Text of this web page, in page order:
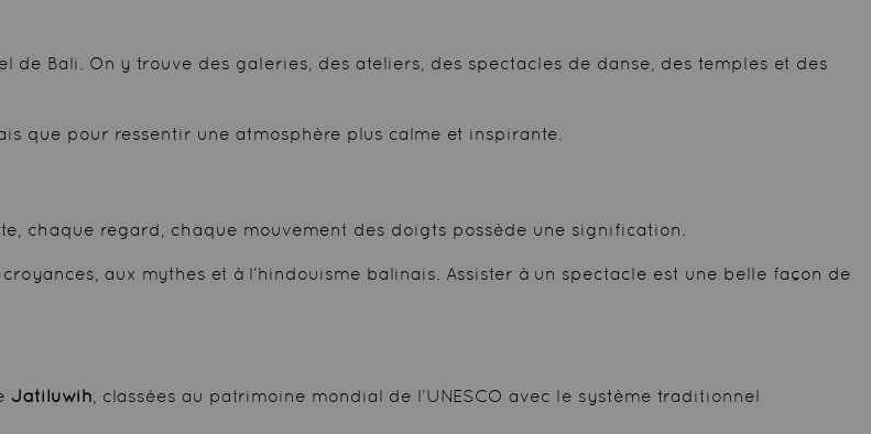
Bali. On y trouve des galeries, des ateliers, des spectacles de danse, des temples et des
que pour ressentir une atmosphère plus calme et inspirante.
chaque regard, chaque mouvement des doigts possède une signification.
aux mythes et à l’hindouisme balinais. Assister à un spectacle est une belle façon de
Jatiluwih, classées au patrimoine mondial de l’UNESCO avec le système traditionnel